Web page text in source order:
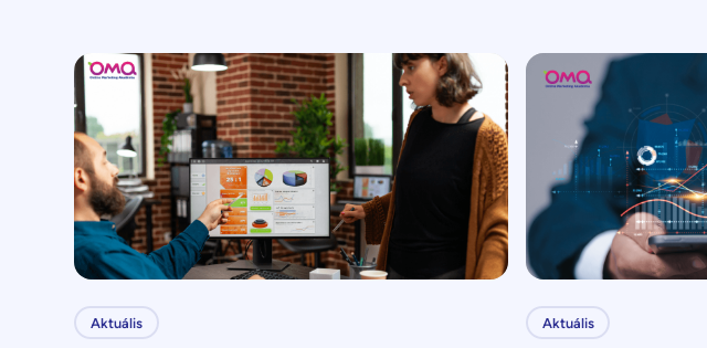
Aktuális Aktuális